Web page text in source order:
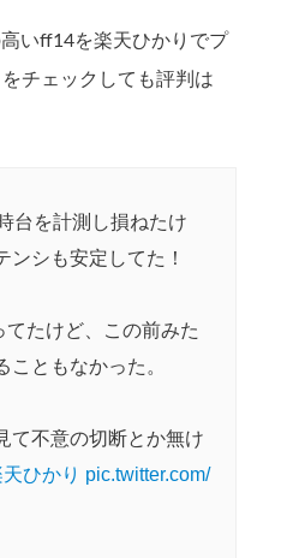
いff14を楽天ひかりでプ
チェックしても評判は
台を計測し損ねたけ
ンシも安定してた！
てたけど、この前みた
こともなかった。
て不意の切断とか無け
ひかり pic.twitter.com/